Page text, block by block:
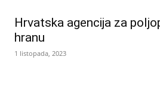
Hrvatska agencija za
hranu
1 listopada, 2023